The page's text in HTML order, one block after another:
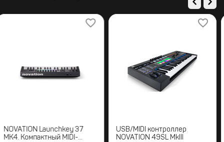
NOVATION Launchkey 37
MK4. Компактный MIDI-
USB/MIDI контроллер
NOVATION 49SL MkIII